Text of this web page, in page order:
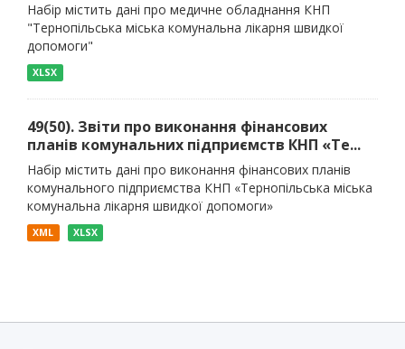
Набір містить дані про медичне обладнання КНП
"Тернопільська міська комунальна лікарня швидкої
допомоги"
XLSX
49(50). Звіти про виконання фінансових
планів комунальних підприємств КНП «Те...
Набір містить дані про виконання фінансових планів
комунального підприємства КНП «Тернопільська міська
комунальна лікарня швидкої допомоги»
XML XLSX